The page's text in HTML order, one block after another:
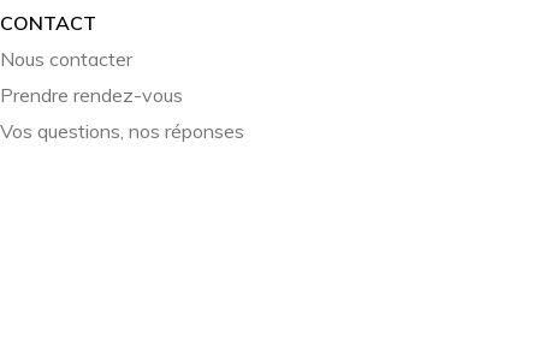
CONTACT
Nous contacter
Prendre rendez-vous
Vos questions, nos réponses